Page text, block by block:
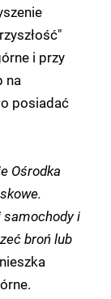
i przy
na
posiadać
Ośrodka
samochody i
broń lub